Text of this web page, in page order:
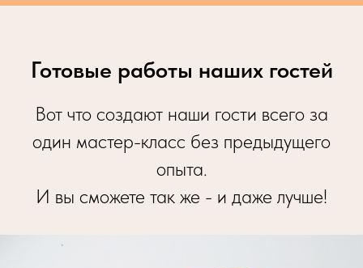
Готовые работы наших гостей
Вот что создают наши гости всего за
один мастер-класс без предыдущего
опыта.
И вы сможете так же - и даже лучше!